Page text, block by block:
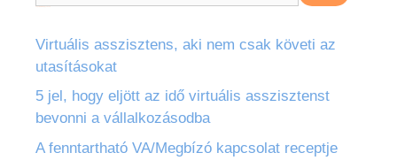
Virtuális asszisztens, aki nem csak követi az
utasításokat
5 jel, hogy eljött az idő virtuális asszisztenst
bevonni a vállalkozásodba
A fenntartható VA/Megbízó kapcsolat receptje